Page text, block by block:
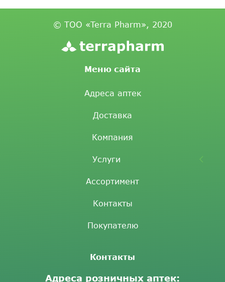
© ТОО «Terra Pharm», 2020
Меню сайта
Адреса аптек
Доставка
Компания
Услуги
Ассортимент
Контакты
Покупателю
Контакты
Адреса розничных аптек: